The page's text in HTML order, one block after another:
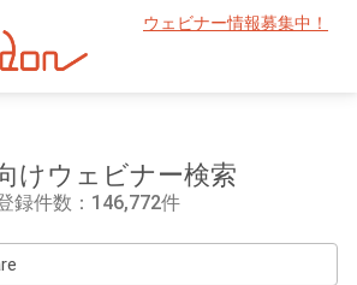
ウェビナー情報募集中！
けウェビナー検索
録件数：146,772件